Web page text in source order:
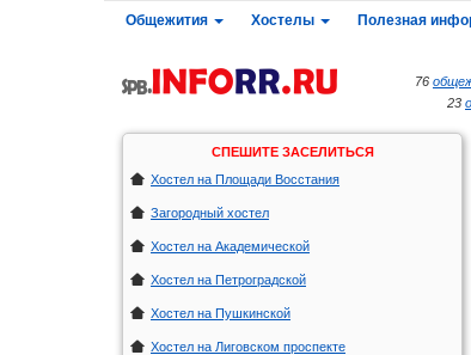
Общежития Хостелы Полезная
76
23
СПЕШИТЕ ЗАСЕЛИТЬСЯ
Хостел на Площади Восстания
Загородный хостел
Хостел на Академической
Хостел на Петроградской
Хостел на Пушкинской
Хостел на Лиговском проспекте